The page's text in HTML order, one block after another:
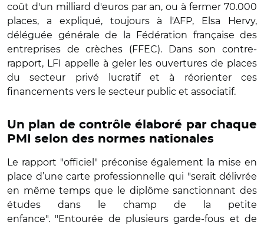
coût d'un milliard d'euros par an, ou à fermer 70.000
places, a expliqué, toujours à l'AFP, Elsa Hervy,
déléguée générale de la Fédération française des
entreprises de crèches (FFEC). Dans son contre-
rapport, LFI appelle à geler les ouvertures de places
du secteur privé lucratif et à réorienter ces
financements vers le secteur public et associatif.
Un plan de contrôle élaboré par chaque
PMI selon des normes nationales
Le rapport "officiel" préconise également la mise en
place d’une carte professionnelle qui "serait délivrée
en même temps que le diplôme sanctionnant des
études dans le champ de la petite
enfance". "Entourée de plusieurs garde-fous et de